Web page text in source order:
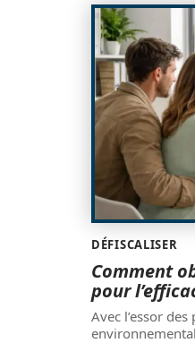
DÉFISCALISER
Comment
pour
Avec l’essor